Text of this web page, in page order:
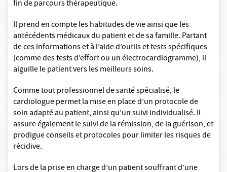
fin de parcours thérapeutique.
Il prend en compte les habitudes de vie ainsi que les
antécédents médicaux du patient et de sa famille. Partant
de ces informations et à l’aide d’outils et tests spécifiques
(comme des tests d’effort ou un électrocardiogramme), il
aiguille le patient vers les meilleurs soins.
Comme tout professionnel de santé spécialisé, le
cardiologue permet la mise en place d’un protocole de
soin adapté au patient, ainsi qu’un suivi individualisé. Il
assure également le suivi de la rémission, de la guérison, et
prodigue conseils et protocoles pour limiter les risques de
récidive.
Lors de la prise en charge d’un patient souffrant d’une